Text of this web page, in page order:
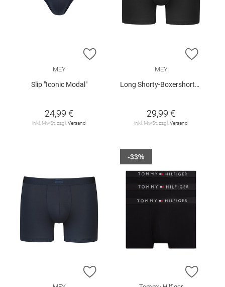
ZUR WUNSCHLISTE HINZUFÜGEN
MEY
Slip "Iconic Modal"
24,99 €
inkl. MwSt. zzgl. Versand
ZUR
MEY
Long Shorty-Boxershorts "Iconic Modal"
29,99 €
inkl. MwSt. zzgl. Versand
ZUR WUNSCHLISTE HINZUFÜGEN
ZUR
-33%